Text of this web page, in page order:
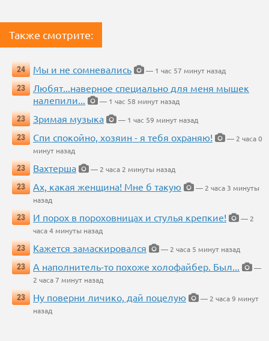
Также смотрите:
24 Мы и не сомневались
— 1 час 57 минут назад
23
Любят...наверное специально для меня мышек
налепили...
— 1 час 58 минут назад
23
Зримая музыка
— 1 час 59 минут назад
23
Спи спокойно, хозяин - я тебя охраняю!
— 2 часа 0
минут назад
23
Вахтерша
— 2 часа 2 минуты назад
23
Ах, какая женщина! Мне б такую
— 2 часа 3 минуты
назад
23
И порох в пороховницах и стулья крепкие!
— 2
часа 4 минуты назад
23
Кажется замаскировался
— 2 часа 5 минут назад
23
А наполнитель-то похоже холофайбер. Был...
—
2 часа 7 минут назад
23
Ну поверни личико, дай поцелую
— 2 часа 9 минут
назад